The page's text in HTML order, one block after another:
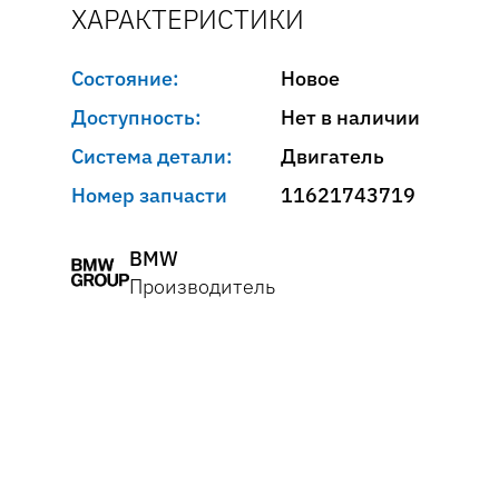
ХАРАКТЕРИСТИКИ
Состояние:
Новое
Доступность:
Нет в наличии
Система детали:
Двигатель
Номер запчасти
11621743719
BMW
Производитель